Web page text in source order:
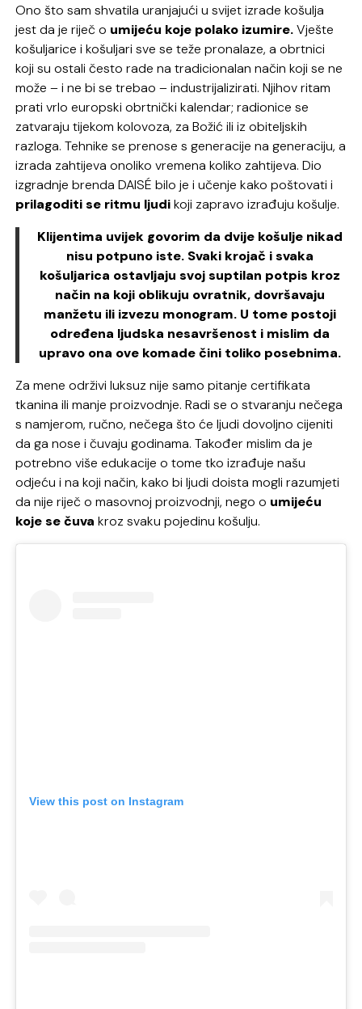
Ono što sam shvatila uranjajući u svijet izrade košulja
jest da je riječ o umijeću koje polako izumire.Vješte
košuljarice i košuljari sve se teže pronalaze, a obrtnici
koji su ostali često rade na tradicionalan način koji se ne
može – i ne bi se trebao – industrijalizirati. Njihov ritam
prati vrlo europski obrtnički kalendar; radionice se
zatvaraju tijekom kolovoza, za Božić ili iz obiteljskih
razloga. Tehnike se prenose s generacije na generaciju, a
izrada zahtijeva onoliko vremena koliko zahtijeva. Dio
izgradnje brenda DAISÉ bilo je i učenje kako poštovati i
prilagoditi se ritmu ljudikoji zapravo izrađuju košulje.
Klijentima uvijek govorim da dvije košulje nikad
nisu potpuno iste. Svaki krojač i svaka
košuljarica ostavljaju svoj suptilan potpis kroz
način na koji oblikuju ovratnik, dovršavaju
manžetu ili izvezu monogram. U tome postoji
određena ljudska nesavršenost i mislim da
upravo ona ove komade čini toliko posebnima.
Za mene održivi luksuz nije samo pitanje certifikata
tkanina ili manje proizvodnje. Radi se o stvaranju nečega
s namjerom, ručno, nečega što će ljudi dovoljno cijeniti
da ga nose i čuvaju godinama. Također mislim da je
potrebno više edukacije o tome tko izrađuje našu
odjeću i na koji način, kako bi ljudi doista mogli razumjeti
da nije riječ o masovnoj proizvodnji, nego o umijeću
koje se čuva kroz svaku pojedinu košulju.
View this post on Instagram